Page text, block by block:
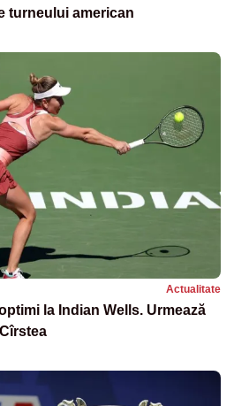
turneului american
Actualitate
la Indian Wells. Urmează